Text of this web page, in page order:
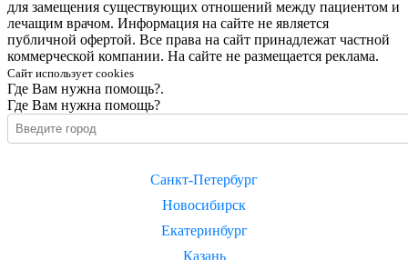
для замещения существующих отношений между пациентом и
лечащим врачом. Информация на сайте не является
публичной офертой. Все права на сайт принадлежат частной
коммерческой компании. На сайте не размещается реклама.
Сайт использует cookies
Где Вам нужна помощь?.
Где Вам нужна помощь?
Санкт-Петербург
Новосибирск
Екатеринбург
Казань